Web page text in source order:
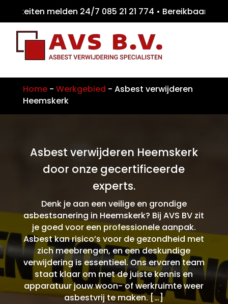
melden 24/7 085 21 21 774 •
Home- Werkgebied - Asbest verwijderen
Heemskerk
Asbest verwijderen Heemskerk
door onze gecertificeerde
experts.
Denk je aan een veilige en grondige
asbestsanering in Heemskerk? Bij AVS BV zit
je goed voor een professionele aanpak.
Asbest kan risico’s voor de gezondheid met
zich meebrengen, en een deskundige
verwijdering is essentieel. Ons ervaren team
staat klaar om met de juiste kennis en
apparatuur jouw woon- of werkruimte weer
asbestvrij te maken. […]